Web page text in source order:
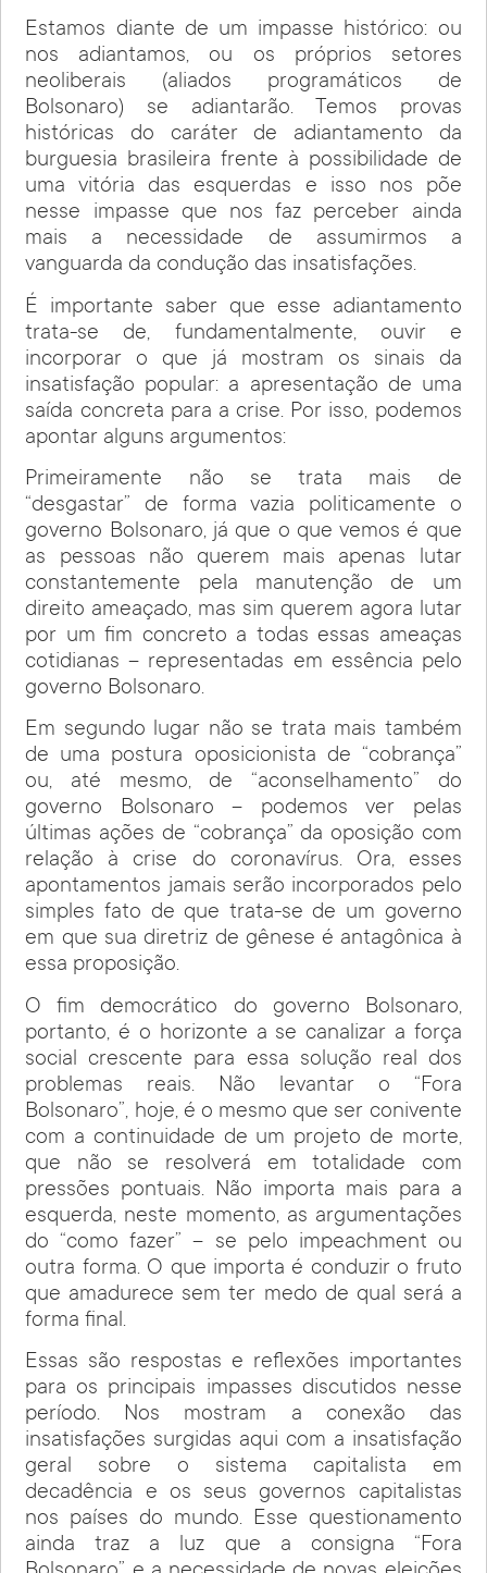
Estamos diante de um impasse histórico: ou
nos adiantamos, ou os próprios setores
neoliberais (aliados programáticos de
Bolsonaro) se adiantarão. Temos provas
históricas do caráter de adiantamento da
burguesia brasileira frente à possibilidade de
uma vitória das esquerdas e isso nos põe
nesse impasse que nos faz perceber ainda
mais a necessidade de assumirmos a
vanguarda da condução das insatisfações.
É importante saber que esse adiantamento
trata-se de, fundamentalmente, ouvir e
incorporar o que já mostram os sinais da
insatisfação popular: a apresentação de uma
saída concreta para a crise. Por isso, podemos
apontar alguns argumentos:
Primeiramente não se trata mais de
“desgastar” de forma vazia politicamente o
governo Bolsonaro, já que o que vemos é que
as pessoas não querem mais apenas lutar
constantemente pela manutenção de um
direito ameaçado, mas sim querem agora lutar
por um fim concreto a todas essas ameaças
cotidianas – representadas em essência pelo
governo Bolsonaro.
Em segundo lugar não se trata mais também
de uma postura oposicionista de “cobrança”
ou, até mesmo, de “aconselhamento” do
governo Bolsonaro – podemos ver pelas
últimas ações de “cobrança” da oposição com
relação à crise do coronavírus. Ora, esses
apontamentos jamais serão incorporados pelo
simples fato de que trata-se de um governo
em que sua diretriz de gênese é antagônica à
essa proposição.
O fim democrático do governo Bolsonaro,
portanto, é o horizonte a se canalizar a força
social crescente para essa solução real dos
problemas reais. Não levantar o “Fora
Bolsonaro”, hoje, é o mesmo que ser conivente
com a continuidade de um projeto de morte,
que não se resolverá em totalidade com
pressões pontuais. Não importa mais para a
esquerda, neste momento, as argumentações
do “como fazer” – se pelo impeachment ou
outra forma. O que importa é conduzir o fruto
que amadurece sem ter medo de qual será a
forma final.
Essas são respostas e reflexões importantes
para os principais impasses discutidos nesse
período. Nos mostram a conexão das
insatisfações surgidas aqui com a insatisfação
geral sobre o sistema capitalista em
decadência e os seus governos capitalistas
nos países do mundo. Esse questionamento
ainda traz a luz que a consigna “Fora